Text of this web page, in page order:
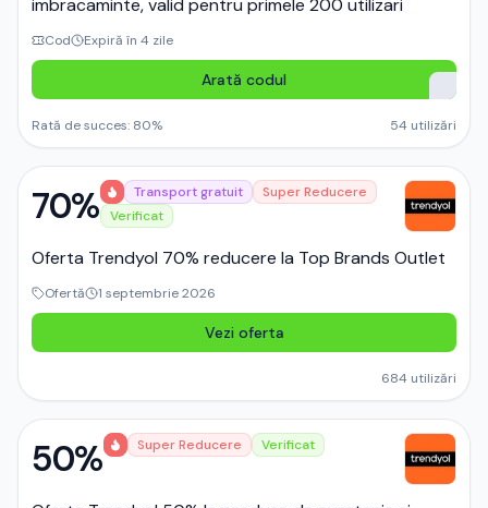
imbracaminte, valid pentru primele 200 utilizari
Cod Expiră în 4 zile
Arată codul
Rată de succes: 80% 54 utilizări
70% Transport gratuit
Super Reducere
Verificat
Oferta Trendyol 70% reducere la Top Brands Outlet
Ofertă 1 septembrie 2026
Vezi oferta
684 utilizări
50% Super Reducere Verificat